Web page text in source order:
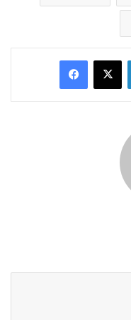
Facebook
X